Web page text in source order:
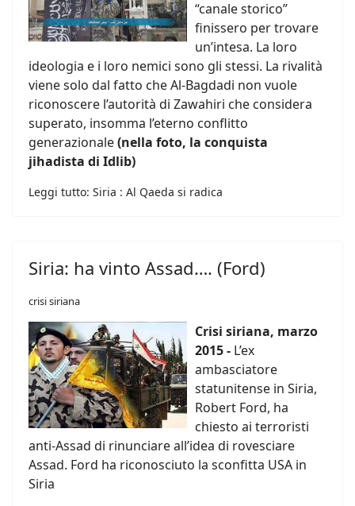
“canale storico”
finissero per trovare
un’intesa. La loro
ideologia e i loro nemici sono gli stessi. La rivalità
viene solo dal fatto che Al-Bagdadi non vuole
riconoscere l’autorità di Zawahiri che considera
superato, insomma l’eterno conflitto
generazionale(nella foto, la conquista
jihadista di Idlib)
Leggi tutto: Siria : Al Qaeda si radica
Siria: ha vinto Assad…. (Ford)
crisi siriana
Crisi siriana, marzo
2015 - L’ex
ambasciatore
statunitense in Siria,
Robert Ford, ha
chiesto ai terroristi
anti-Assad di rinunciare all’idea di rovesciare
Assad. Ford ha riconosciuto la sconfitta USA in
Siria